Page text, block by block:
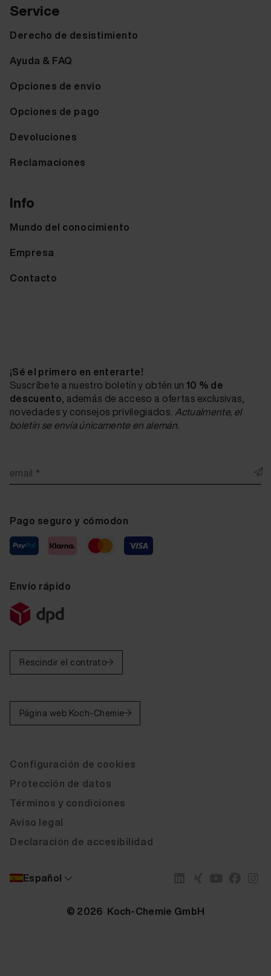
Service
Derecho de desistimiento
Ayuda & FAQ
Opciones de envio
Opciones de pago
Devoluciones
Reclamaciones
Info
Mundo del conocimiento
Empresa
Contacto
¡Sé el primero en enterarte!
Suscríbete a nuestro boletín y obtén un 10 % de
descuento, además de acceso a ofertas exclusivas,
novedades y consejos privilegiados. Actualmente, el
boletín se envía únicamente en alemán.
email *
Pago seguro y cómodon
Envío rápido
Rescindir el contrato
Página web Koch-Chemie
Español
© 2026 Koch-Chemie GmbH
Configuración de cookies
Protección de datos
Términos y condiciones
Aviso legal
Declaración de accesibilidad